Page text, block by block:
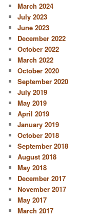
March 2024
July 2023
June 2023
December 2022
October 2022
March 2022
October 2020
September 2020
July 2019
May 2019
April 2019
January 2019
October 2018
September 2018
August 2018
May 2018
December 2017
November 2017
May 2017
March 2017